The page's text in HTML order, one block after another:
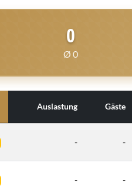
0
Ø 0
Auslastung Gäste
- -
- -